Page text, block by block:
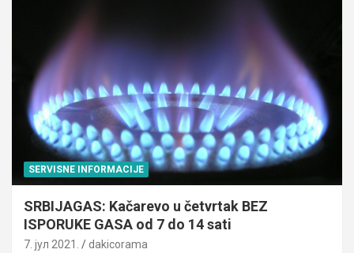
SERVISNE INFORMACIJE
SRBIJAGAS: Kačarevo u četvrtak BEZ
ISPORUKE GASA od 7 do 14 sati
7. јул 2021. dakicorama